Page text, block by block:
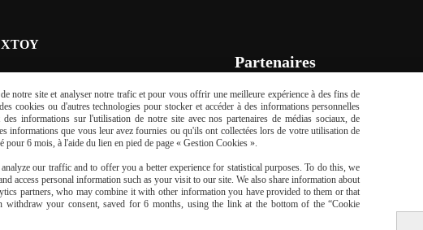
Partenaires
notre site et analyser notre trafic et pour vous offrir une meilleure expérience à des fins de
cookies ou d'autres technologies pour stocker et accéder à des informations personnelles
informations sur l'utilisation de notre site avec nos partenaires de médias sociaux, de
informations que vous leur avez fournies ou qu'ils ont collectées lors de votre utilisation de
6 mois, à l'aide du lien en pied de page « Gestion Cookies ».
our traffic and to offer you a better experience for statistical purposes. To do this, we
access personal information such as your visit to our site. We also share information about
partners, who may combine it with other information you have provided to them or that
your consent, saved for 6 months, using the link at the bottom of the “Cookie